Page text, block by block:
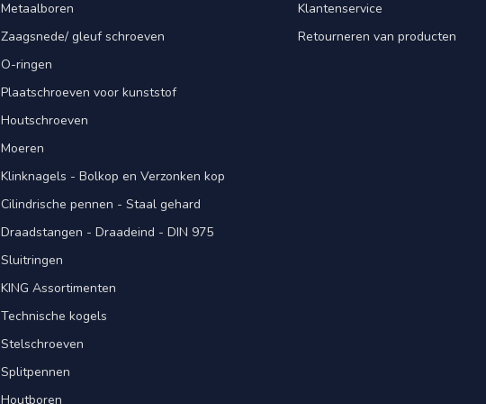
Metaalboren
Zaagsnede/ gleuf schroeven
O-ringen
Plaatschroeven voor kunststof
Houtschroeven
Moeren
Klinknagels - Bolkop en Verzonken kop
Cilindrische pennen - Staal gehard
Draadstangen - Draadeind - DIN 975
Sluitringen
KING Assortimenten
Technische kogels
Stelschroeven
Splitpennen
Houtboren
Klantenservice
Retourneren van producten